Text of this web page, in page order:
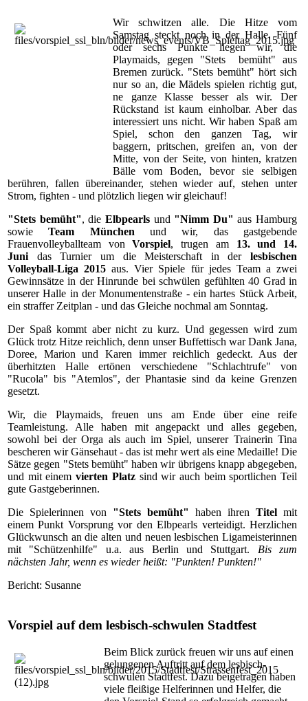
Wir schwitzen alle. Die Hitze vom
Samstag steckt noch in der Halle. Fünf
oder sechs Punkte liegen wir, die
Playmaids, gegen "Stets bemüht" aus
Bremen zurück. "Stets bemüht" hört sich
nur so an, die Mädels spielen richtig gut,
ne ganze Klasse besser als wir. Der
Rückstand ist kaum einholbar. Aber das
interessiert uns nicht. Wir haben Spaß am
Spiel, schon den ganzen Tag, wir
baggern, pritschen, greifen an, von der
Mitte, von der Seite, von hinten, kratzen
Bälle vom Boden, bevor sie selbigen
berühren, fallen übereinander, stehen wieder auf, stehen unter
Strom, fighten - und plötzlich liegen wir gleichauf!
"Stets bemüht", die Elbpearlsund "Nimm Du" aus Hamburg
sowieTeam München und wir, das gastgebende
Frauenvolleyballteam vonVorspiel, trugen am 13. und 14.
Juni das Turnier um die Meisterschaft in der lesbischen
Volleyball-Liga 2015 aus. Vier Spiele für jedes Team a zwei
Gewinnsätze in der Hinrunde bei schwülen gefühlten 40 Grad in
unserer Halle in der Monumentenstraße - ein hartes Stück Arbeit,
ein straffer Zeitplan - und das Gleiche nochmal am Sonntag.
Der Spaß kommt aber nicht zu kurz. Und gegessen wird zum
Glück trotz Hitze reichlich, denn unser Buffettisch war Dank Jana,
Doree, Marion und Karen immer reichlich gedeckt. Aus der
überhitzten Halle ertönen verschiedene "Schlachtrufe" von
"Rucola" bis "Atemlos", der Phantasie sind da keine Grenzen
gesetzt.
Wir, die Playmaids, freuen uns am Ende über eine reife
Teamleistung. Alle haben mit angepackt und alles gegeben,
sowohl bei der Orga als auch im Spiel, unserer Trainerin Tina
bescheren wir Gänsehaut - das ist mehr wert als eine Medaille! Die
Sätze gegen "Stets bemüht" haben wir übrigens knapp abgegeben,
und mit einemvierten Platzsind wir auch beim sportlichen Teil
gute Gastgeberinnen.
Die Spielerinnen von "Stets bemüht" haben ihren Titel mit
einem Punkt Vorsprung vor den Elbpearls verteidigt. Herzlichen
Glückwunsch an die alten und neuen lesbischen Ligameisterinnen
mit "Schützenhilfe" u.a. aus Berlin und Stuttgart. Bis zum
nächsten Jahr, wenn es wieder heißt: "Punkten! Punkten!"
Bericht: Susanne
Vorspiel auf dem lesbisch-schwulen Stadtfest
Beim Blick zurück freuen wir uns auf einen
gelungenen Auftritt auf dem lesbisch-
schwulen Stadtfest. Dazu beigetragen haben
viele fleißige Helferinnen und Helfer, die